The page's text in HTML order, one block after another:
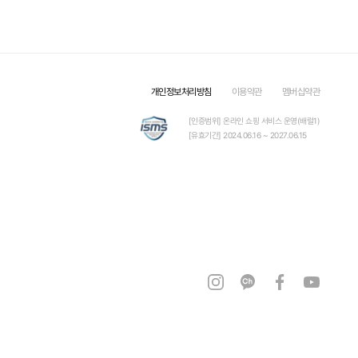
개인정보처리방침 이용약관 멤버십약관
[인증범위] 온라인 쇼핑 서비스 운영(배럴1)
[유효기간] 2024.06.16 ~ 2027.06.15